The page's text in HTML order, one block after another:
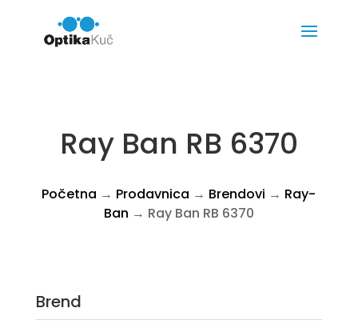
Ray Ban RB 6370
Početna → Prodavnica → Brendovi → Ray-
Ban → Ray Ban RB 6370
Brend